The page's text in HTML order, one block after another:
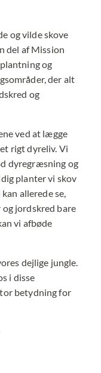
og vilde skove
del af Mission
og
der alt
og
ved at lægge
rigt dyreliv. Vi
dyregræsning og
planter vi skov
allerede se,
jordskred bare
vi afbøde
dejlige jungle.
i disse
betydning for